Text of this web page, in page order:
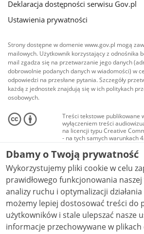
Deklaracja dostępności serwisu Gov.pl
Ustawienia prywatności
Strony dostępne w domenie www.gov.pl mogą
mailowych. Użytkownik korzystający z odnośnika
mail zgadza się na przetwarzanie jego danych
dobrowolnie podanych danych w wiadomości) w
odpowiedzi na przesłane pytania. Szczegóły
każdą z jednostek znajdują się w ich politykach
osobowych.
Treści tekstowe publikowane
wyłączeniem treści
na licencji typu Creative
- na tych samych warunkach
Materiały audiowizualne, w
audio i wideo, są
Creative Commons: uznanie
niekomercyjne - bez utworów
NC-ND 4.0), o ile nie jest to
Dbamy o Twoją prywatność
Wykorzystujemy pliki cookie w celu
prawidłowego funkcjonowania
analizy ruchu i optymalizacji działania strony.
możemy lepiej dostosować treści do
użytkowników i stale ulepszać nasze usługi.
informacje przechowywane w plikach